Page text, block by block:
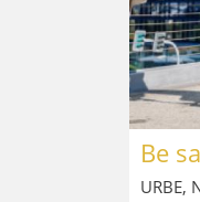
Be
URBE,